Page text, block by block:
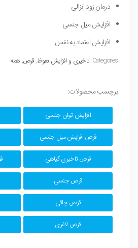
درمان زود انزالی
افزایش میل جنسی
افزایش اعتماد به نفس
Categories: تاخیری و افزایش نعوظ, قرص, همه
برچسب محصولات:
افزایش توان جنسی
قرص افزایش میل جنسی
قرص تاخیری گیاهی
قرص جنسی
قرص چاقی
قرص لاغری